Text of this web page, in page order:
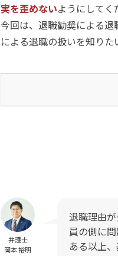
実を歪めないようにしてく
今回は、退職勧奨による
による退職の扱いを知り
弁護士
岡本 裕明
退職理由
員の側に
ある以上